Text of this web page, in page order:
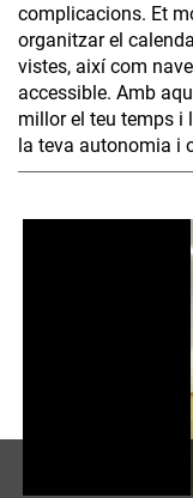
complicacions. Et
organitzar el
vistes, així com
accessible. Amb
millor el teu temps i
la teva autonomia i